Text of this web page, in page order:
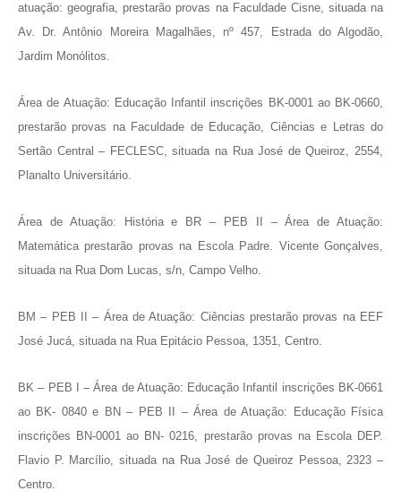
atuação: geografia, prestarão provas na Faculdade Cisne, situada na
Av. Dr. Antônio Moreira Magalhães, nº 457, Estrada do Algodão,
Jardim Monólitos.
Área de Atuação: Educação Infantil inscrições BK-0001 ao BK-0660,
prestarão provas na Faculdade de Educação, Ciências e Letras do
Sertão Central – FECLESC, situada na Rua José de Queiroz, 2554,
Planalto Universitário.
Área de Atuação: História e BR – PEB II – Área de Atuação:
Matemática prestarão provas na Escola Padre. Vicente Gonçalves,
situada na Rua Dom Lucas, s/n, Campo Velho.
BM – PEB II – Área de Atuação: Ciências prestarão provas na EEF
José Jucá, situada na Rua Epitácio Pessoa, 1351, Centro.
BK – PEB I – Área de Atuação: Educação Infantil inscrições BK-0661
ao BK- 0840 e BN – PEB II – Área de Atuação: Educação Física
inscrições BN-0001 ao BN- 0216, prestarão provas na Escola DEP.
Flavio P. Marcílio, situada na Rua José de Queiroz Pessoa, 2323 –
Centro.